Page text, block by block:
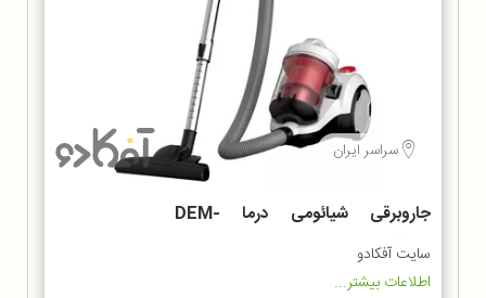
سراسر ایران
جاروبرقی شیائومی درما DEM-
TJ301W
سایت آفکادو
اطلاعات بیشتر...